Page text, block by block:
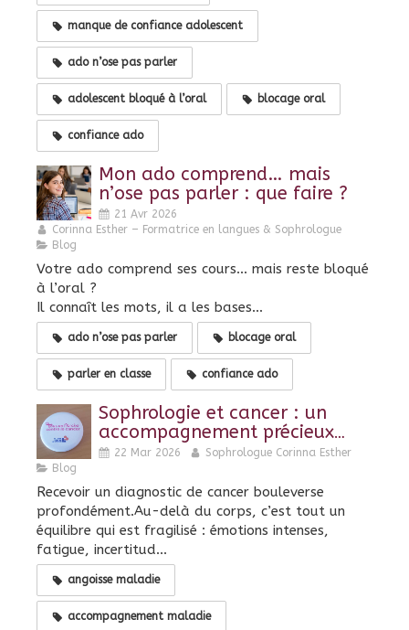
manque de confiance adolescent
ado n’ose pas parler
adolescent bloqué à l’oral blocage oral
confiance ado
Mon ado comprend… mais
n’ose pas parler : que faire ?
21 Avr 2026
Corinna Esther – Formatrice en langues & Sophrologue
Blog
Votre ado comprend ses cours… mais reste bloqué
à l’oral ?
Il connaît les mots, il a les bases…
ado n’ose pas parler blocage oral
parler en classe confiance ado
Sophrologie et cancer : un
accompagnement précieux
pour mieux vivre la maladie
22 Mar 2026
Sophrologue Corinna Esther
Blog
Recevoir un diagnostic de cancer bouleverse
profondément.Au-delà du corps, c’est tout un
équilibre qui est fragilisé : émotions intenses,
fatigue, incertitud...
angoisse maladie
accompagnement maladie